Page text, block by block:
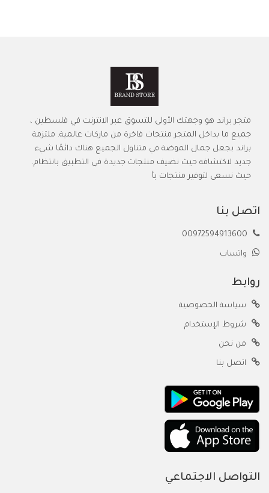
متجر براند هو وجهتك الأولى للتسوق عبر الانترنت في فلسطين ،
جميع ما بداخل المتجر منتجات فاخرة من ماركات عالمية. ملتزمة
براند بجعل جمال الموضة في متناول الجميع هناك دائمًا شيء
جديد لاكتشافه حيث نضيف منتجات جديدة في التطبيق بانتظام.
حيث نسعى لتوفير منتجات بأ
اتصل بنا
واتساب
روابط
سياسة الخصوصية
شروط الإستخدام
من نحن
اتصل بنا
التواصل الاجتماعي